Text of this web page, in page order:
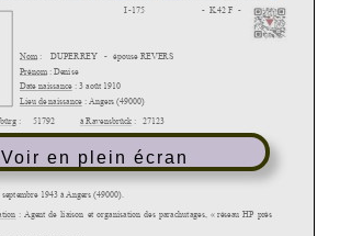
Voir en plein écran